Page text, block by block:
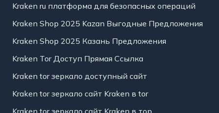
Kraken ru платформа для безопасных операций
Kraken Shop 2025 Kazan Выгодные Предложения
Kraken Shop 2025 Казань Предложения
Kraken Tor Доступ Прямая Ссылка
Kraken tor зеркало доступный сайт
Kraken tor зеркало сайт Kraken в tor
Kraken tor зеркало сайт Kraken в тор